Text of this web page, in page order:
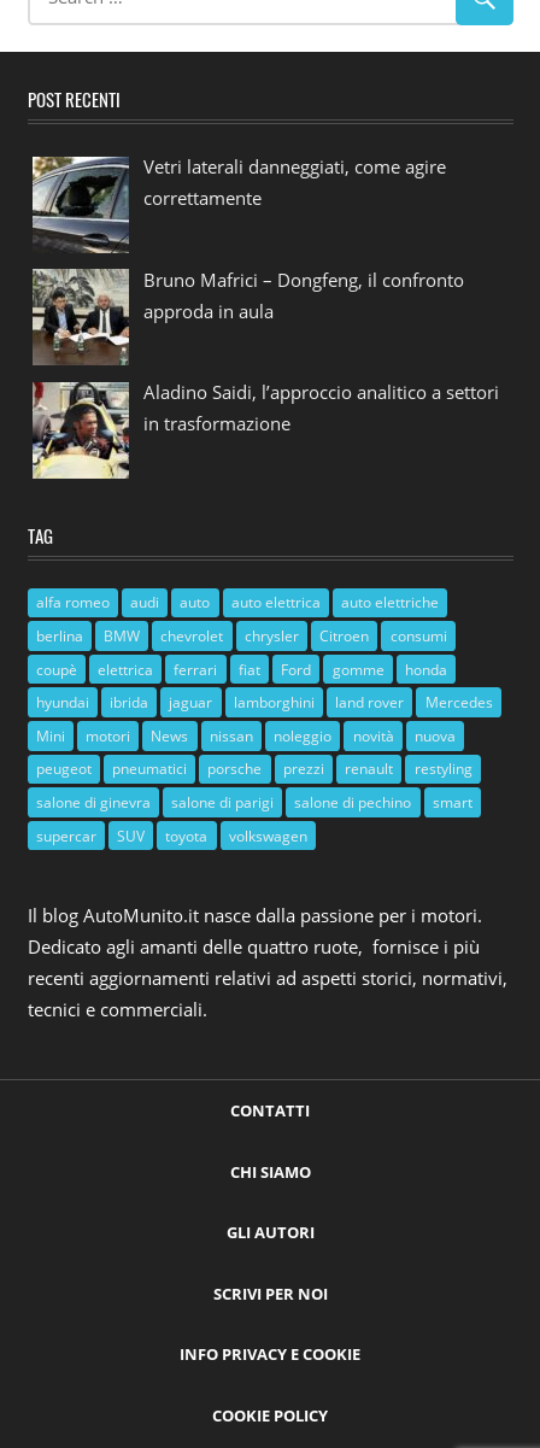
POST RECENTI
Vetri laterali danneggiati, come agire
correttamente
Bruno Mafrici – Dongfeng, il confronto
approda in aula
Aladino Saidi, l’approccio analitico a settori
in trasformazione
TAG
alfa romeo audi auto auto elettrica
auto elettriche
berlina
BMW chevrolet chrysler Citroen
consumi
coupè
elettrica ferrari fiat Ford gomme
honda
hyundai
ibrida jaguar lamborghini land rover
Mercedes
Mini
motori News nissan noleggio novità
nuova
peugeot
pneumatici porsche prezzi renault
restyling
salone di ginevra
salone di parigi salone di pechino
smart
supercar
SUV toyota volkswagen
Il blog AutoMunito.it nasce dalla passione per i motori.
Dedicato agli amanti delle quattro ruote, fornisce i più
recenti aggiornamenti relativi ad aspetti storici, normativi,
tecnici e commerciali.
CONTATTI
CHI SIAMO
GLI AUTORI
SCRIVI PER NOI
INFO PRIVACY E COOKIE
COOKIE POLICY